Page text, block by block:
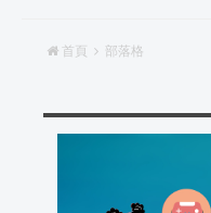
首頁 部落格